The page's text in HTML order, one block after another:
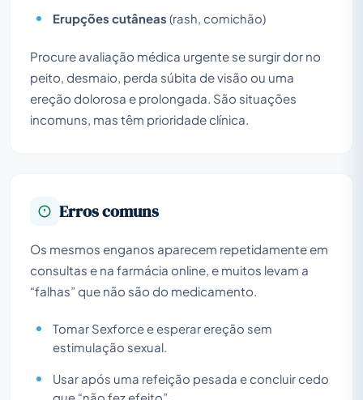
Erupções cutâneas (rash, comichão)
Procure avaliação médica urgente se surgir dor no
peito, desmaio, perda súbita de visão ou uma
ereção dolorosa e prolongada. São situações
incomuns, mas têm prioridade clínica.
Erros comuns
Os mesmos enganos aparecem repetidamente em
consultas e na farmácia online, e muitos levam a
“falhas” que não são do medicamento.
Tomar Sexforce e esperar ereção sem
estimulação sexual.
Usar após uma refeição pesada e concluir cedo